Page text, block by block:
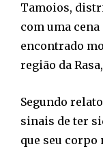
Tamoios,
com uma
encontrado
região da
Segundo
sinais de ter
que seu corpo